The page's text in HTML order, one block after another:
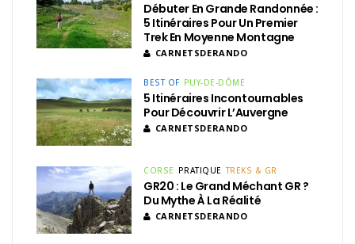
Débuter En Grande Randonnée :
5 Itinéraires Pour Un Premier
Trek En Moyenne Montagne
CARNETSDERANDO
BEST OF PUY-DE-DÔME
5 Itinéraires Incontournables
Pour Découvrir L’Auvergne
CARNETSDERANDO
CORSE PRATIQUE TREKS & GR
GR20 : Le Grand Méchant GR ?
Du Mythe À La Réalité
CARNETSDERANDO